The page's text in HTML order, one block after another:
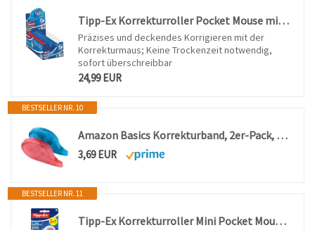
Tipp-Ex Korrekturroller Pocket Mouse mit Schutzkappe, 10 m x 4,2 mm, 10er-Pack, ideal für das Büro, das Home Office oder die Schule
Präzises und deckendes Korrigieren mit der
Korrekturmaus; Keine Trockenzeit notwendig,
sofort überschreibbar
24,99 EUR
BESTSELLER NR. 10
Amazon Basics Korrekturband, 2er-Pack, Sofort Trocknender Korrekturroller, 12m pro Rolle, Mausform, Rot und Blau
3,69 EUR
BESTSELLER NR. 11
Tipp-Ex Korrekturroller Mini Pocket Mouse, 6 m x 5 mm, ideal für das Büro, das Home Office oder die Schule, 2+1 Stück (1er-Pack)